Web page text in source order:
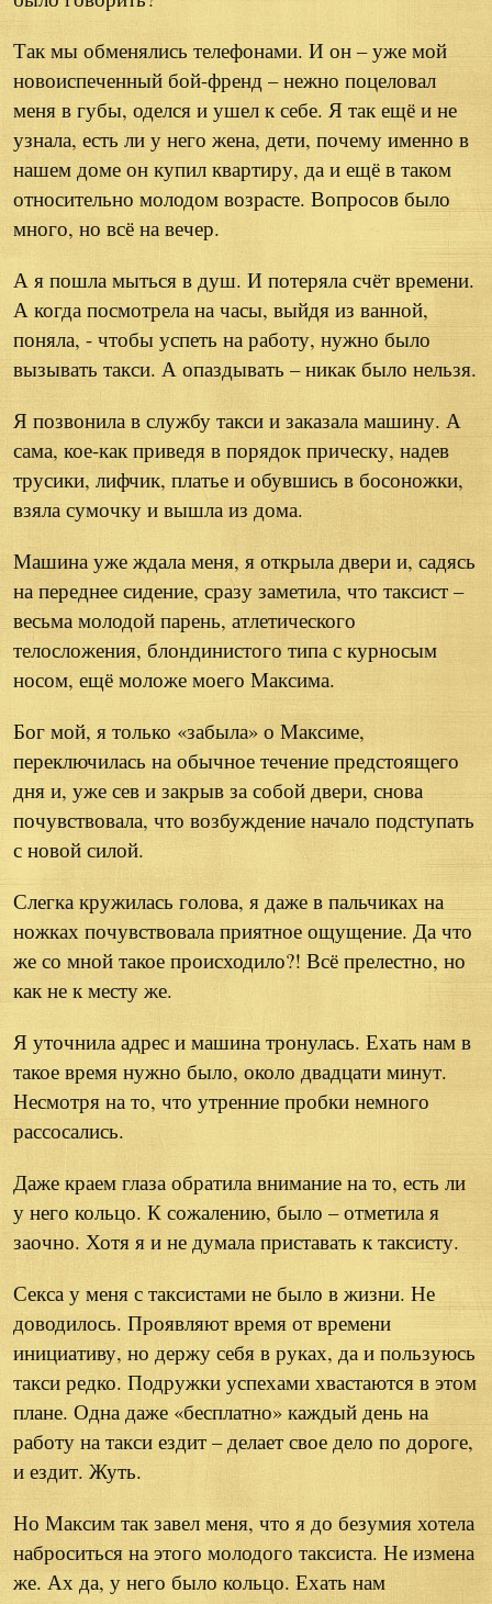
Так мы обменялись телефонами. И он – уже мой
новоиспеченный бой-френд – нежно поцеловал
меня в губы, оделся и ушел к себе. Я так ещё и не
узнала, есть ли у него жена, дети, почему именно в
нашем доме он купил квартиру, да и ещё в таком
относительно молодом возрасте. Вопросов было
много, но всё на вечер.
А я пошла мыться в душ. И потеряла счёт времени.
А когда посмотрела на часы, выйдя из ванной,
поняла, - чтобы успеть на работу, нужно было
вызывать такси. А опаздывать – никак было нельзя.
Я позвонила в службу такси и заказала машину. А
сама, кое-как приведя в порядок прическу, надев
трусики, лифчик, платье и обувшись в босоножки,
взяла сумочку и вышла из дома.
Машина уже ждала меня, я открыла двери и, садясь
на переднее сидение, сразу заметила, что таксист –
весьма молодой парень, атлетического
телосложения, блондинистого типа с курносым
носом, ещё моложе моего Максима.
Бог мой, я только «забыла» о Максиме,
переключилась на обычное течение предстоящего
дня и, уже сев и закрыв за собой двери, снова
почувствовала, что возбуждение начало подступать
с новой силой.
Слегка кружилась голова, я даже в пальчиках на
ножках почувствовала приятное ощущение. Да что
же со мной такое происходило?! Всё прелестно, но
как не к месту же.
Я уточнила адрес и машина тронулась. Ехать нам в
такое время нужно было, около двадцати минут.
Несмотря на то, что утренние пробки немного
рассосались.
Даже краем глаза обратила внимание на то, есть ли
у него кольцо. К сожалению, было – отметила я
заочно. Хотя я и не думала приставать к таксисту.
Секса у меня с таксистами не было в жизни. Не
доводилось. Проявляют время от времени
инициативу, но держу себя в руках, да и пользуюсь
такси редко. Подружки успехами хвастаются в этом
плане. Одна даже «бесплатно» каждый день на
работу на такси ездит – делает свое дело по дороге,
и ездит. Жуть.
Но Максим так завел меня, что я до безумия хотела
наброситься на этого молодого таксиста. Не измена
же. Ах да, у него было кольцо. Ехать нам